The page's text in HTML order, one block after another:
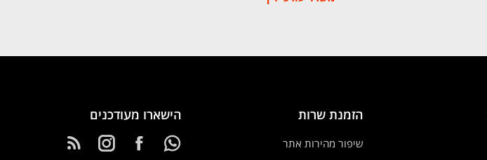
הזמנת שרות
שיפור מהירות אתר
הישארו מעודכנים